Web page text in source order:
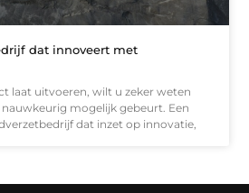
dat innoveert met
laat uitvoeren, wilt u zeker weten
mogelijk gebeurt. Een
dat inzet op innovatie,